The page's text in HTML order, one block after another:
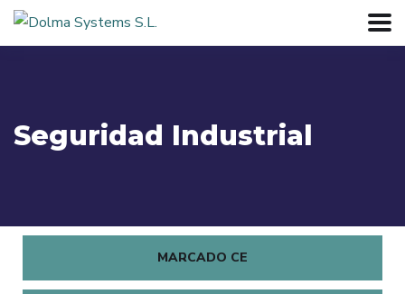
Seguridad Industrial
MARCADO CE